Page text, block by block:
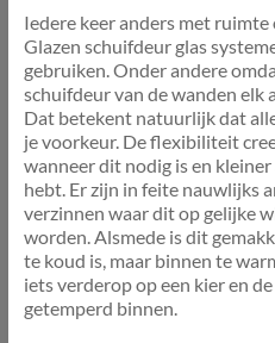
Iedere keer anders met ruimte
Glazen schuifdeur glas
gebruiken. Onder andere
schuifdeur van de wanden elk
Dat betekent natuurlijk dat
je voorkeur. De flexibiliteit
wanneer dit nodig is en
hebt. Er zijn in feite nauwlijks
verzinnen waar dit op gelijke
worden. Alsmede is dit
te koud is, maar binnen te
iets verderop op een kier en
getemperd binnen.